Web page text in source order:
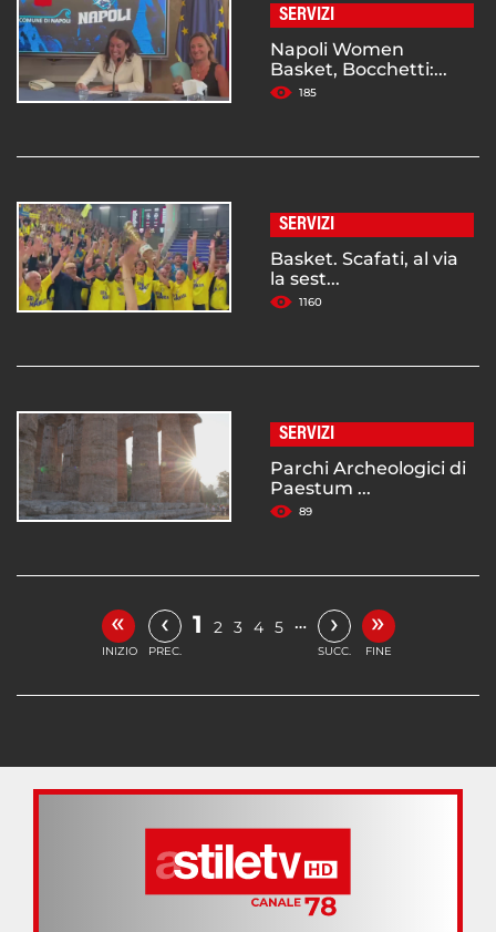
SERVIZI
Napoli Women
Basket, Bocchetti:...
185
SERVIZI
Basket. Scafati, al via
la sest...
1160
SERVIZI
Parchi Archeologici di
Paestum ...
89
«
INIZIO
‹
PREC.
1 2 3 4 5 … ›
SUCC.
»
FINE